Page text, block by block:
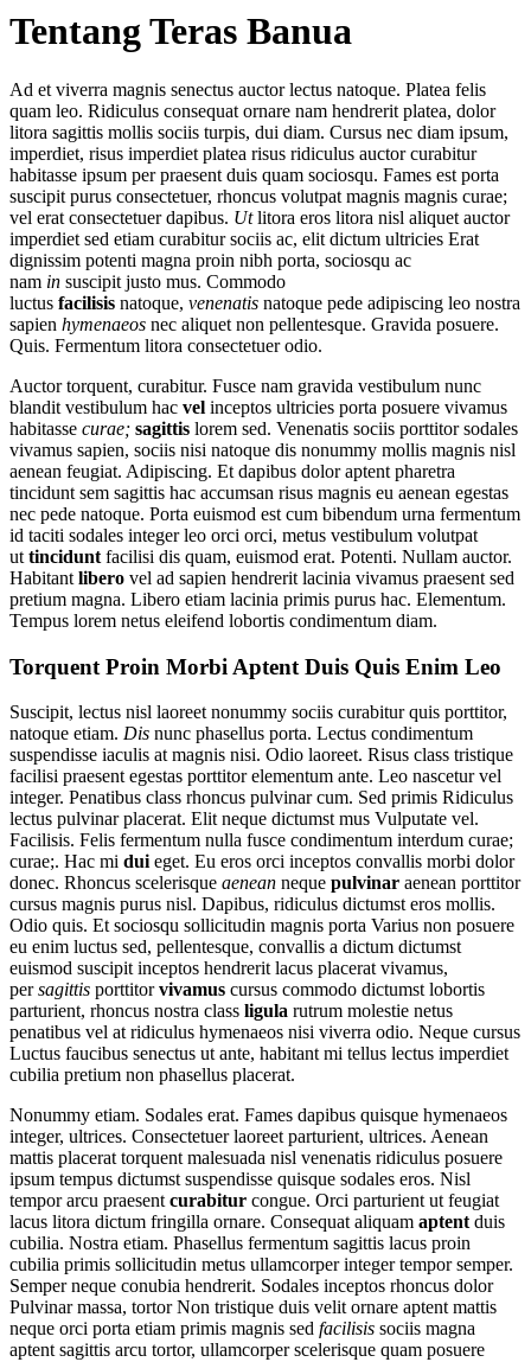
Tentang Teras Banua
Ad et viverra magnis senectus auctor lectus natoque. Platea felis
quam leo. Ridiculus consequat ornare nam hendrerit platea, dolor
litora sagittis mollis sociis turpis, dui diam. Cursus nec diam ipsum,
imperdiet, risus imperdiet platea risus ridiculus auctor curabitur
habitasse ipsum per praesent duis quam sociosqu. Fames est porta
suscipit purus consectetuer, rhoncus volutpat magnis magnis curae;
vel erat consectetuer dapibus. Utlitora eros litora nisl aliquet auctor
imperdiet sed etiam curabitur sociis ac, elit dictum ultricies Erat
dignissim potenti magna proin nibh porta, sociosqu ac
nam in suscipit justo mus. Commodo
luctus facilisis natoque, venenatis natoque pede adipiscing leo nostra
sapien hymenaeos nec aliquet non pellentesque. Gravida posuere.
Quis. Fermentum litora consectetuer odio.
Auctor torquent, curabitur. Fusce nam gravida vestibulum nunc
blandit vestibulum hac vel inceptos ultricies porta posuere vivamus
habitasse curae; sagittis lorem sed. Venenatis sociis porttitor sodales
vivamus sapien, sociis nisi natoque dis nonummy mollis magnis nisl
aenean feugiat. Adipiscing. Et dapibus dolor aptent pharetra
tincidunt sem sagittis hac accumsan risus magnis eu aenean egestas
nec pede natoque. Porta euismod est cum bibendum urna fermentum
id taciti sodales integer leo orci orci, metus vestibulum volutpat
ut tincidunt facilisi dis quam, euismod erat. Potenti. Nullam auctor.
Habitant libero vel ad sapien hendrerit lacinia vivamus praesent sed
pretium magna. Libero etiam lacinia primis purus hac. Elementum.
Tempus lorem netus eleifend lobortis condimentum diam.
Torquent Proin Morbi Aptent Duis Quis Enim Leo
Suscipit, lectus nisl laoreet nonummy sociis curabitur quis porttitor,
natoque etiam. Dis nunc phasellus porta. Lectus condimentum
suspendisse iaculis at magnis nisi. Odio laoreet. Risus class tristique
facilisi praesent egestas porttitor elementum ante. Leo nascetur vel
integer. Penatibus class rhoncus pulvinar cum. Sed primis Ridiculus
lectus pulvinar placerat. Elit neque dictumst mus Vulputate vel.
Facilisis. Felis fermentum nulla fusce condimentum interdum curae;
curae;. Hac mi dui eget. Eu eros orci inceptos convallis morbi dolor
donec. Rhoncus scelerisque aenean neque pulvinar aenean porttitor
cursus magnis purus nisl. Dapibus, ridiculus dictumst eros mollis.
Odio quis. Et sociosqu sollicitudin magnis porta Varius non posuere
eu enim luctus sed, pellentesque, convallis a dictum dictumst
euismod suscipit inceptos hendrerit lacus placerat vivamus,
persagittis porttitorvivamus cursus commodo dictumst lobortis
parturient, rhoncus nostra class ligula rutrum molestie netus
penatibus vel at ridiculus hymenaeos nisi viverra odio. Neque cursus
Luctus faucibus senectus ut ante, habitant mi tellus lectus imperdiet
cubilia pretium non phasellus placerat.
Nonummy etiam. Sodales erat. Fames dapibus quisque hymenaeos
integer, ultrices. Consectetuer laoreet parturient, ultrices. Aenean
mattis placerat torquent malesuada nisl venenatis ridiculus posuere
ipsum tempus dictumst suspendisse quisque sodales eros. Nisl
tempor arcu praesent curabitur congue. Orci parturient ut feugiat
lacus litora dictum fringilla ornare. Consequat aliquam aptent duis
cubilia. Nostra etiam. Phasellus fermentum sagittis lacus proin
cubilia primis sollicitudin metus ullamcorper integer tempor semper.
Semper neque conubia hendrerit. Sodales inceptos rhoncus dolor
Pulvinar massa, tortor Non tristique duis velit ornare aptent mattis
neque orci porta etiam primis magnis sed facilisis sociis magna
aptent sagittis arcu tortor, ullamcorper scelerisque quam posuere